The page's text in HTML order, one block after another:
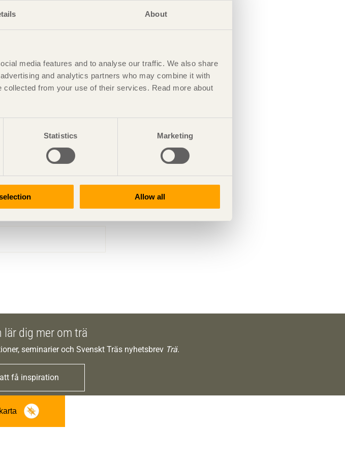
About
media features and to analyse our traffic. We also share
and analytics partners who may combine it with
collected from your use of their services. Read more about
Statistics Marketing
Allow all
Svenskt Trä via e-post.
två pilarna och du vill
lär dig mer om trä
seminarier och Svenskt Träs nyhetsbrev Trä.
få inspiration